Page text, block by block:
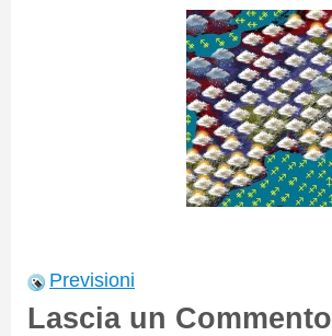
Previsioni
Lascia un Commento